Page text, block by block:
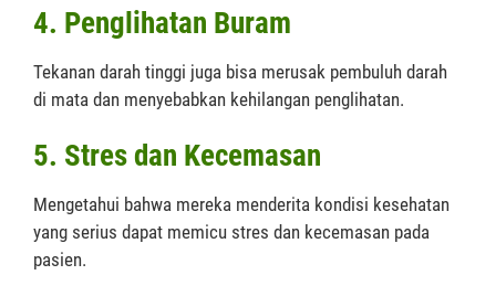
4. Penglihatan Buram
Tekanan darah tinggi juga bisa merusak pembuluh darah
di mata dan menyebabkan kehilangan penglihatan.
5. Stres dan Kecemasan
Mengetahui bahwa mereka menderita kondisi kesehatan
yang serius dapat memicu stres dan kecemasan pada
pasien.